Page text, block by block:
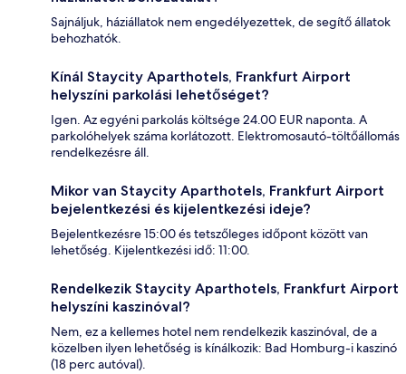
Sajnáljuk, háziállatok nem engedélyezettek, de segítő állatok
behozhatók.
Kínál Staycity Aparthotels, Frankfurt Airport
helyszíni parkolási lehetőséget?
Igen. Az egyéni parkolás költsége 24.00 EUR naponta. A
parkolóhelyek száma korlátozott. Elektromosautó-töltőállomás
rendelkezésre áll.
Mikor van Staycity Aparthotels, Frankfurt Airport
bejelentkezési és kijelentkezési ideje?
Bejelentkezésre 15:00 és tetszőleges időpont között van
lehetőség. Kijelentkezési idő: 11:00.
Rendelkezik Staycity Aparthotels, Frankfurt Airport
helyszíni kaszinóval?
Nem, ez a kellemes hotel nem rendelkezik kaszinóval, de a
közelben ilyen lehetőség is kínálkozik: Bad Homburg-i kaszinó
(18 perc autóval).